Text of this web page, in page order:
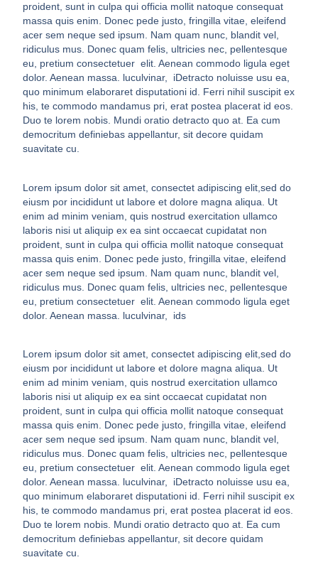
proident, sunt in culpa qui officia mollit natoque consequat
massa quis enim. Donec pede justo, fringilla vitae, eleifend
acer sem neque sed ipsum. Nam quam nunc, blandit vel,
ridiculus mus. Donec quam felis, ultricies nec, pellentesque
eu, pretium consectetuer elit. Aenean commodo ligula eget
dolor. Aenean massa. luculvinar, iDetracto noluisse usu ea,
quo minimum elaboraret disputationi id. Ferri nihil suscipit ex
his, te commodo mandamus pri, erat postea placerat id eos.
Duo te lorem nobis. Mundi oratio detracto quo at. Ea cum
democritum definiebas appellantur, sit decore quidam
suavitate cu.
Lorem ipsum dolor sit amet, consectet adipiscing elit,sed do
eiusm por incididunt ut labore et dolore magna aliqua. Ut
enim ad minim veniam, quis nostrud exercitation ullamco
laboris nisi ut aliquip ex ea sint occaecat cupidatat non
proident, sunt in culpa qui officia mollit natoque consequat
massa quis enim. Donec pede justo, fringilla vitae, eleifend
acer sem neque sed ipsum. Nam quam nunc, blandit vel,
ridiculus mus. Donec quam felis, ultricies nec, pellentesque
eu, pretium consectetuer elit. Aenean commodo ligula eget
dolor. Aenean massa. luculvinar, ids
Lorem ipsum dolor sit amet, consectet adipiscing elit,sed do
eiusm por incididunt ut labore et dolore magna aliqua. Ut
enim ad minim veniam, quis nostrud exercitation ullamco
laboris nisi ut aliquip ex ea sint occaecat cupidatat non
proident, sunt in culpa qui officia mollit natoque consequat
massa quis enim. Donec pede justo, fringilla vitae, eleifend
acer sem neque sed ipsum. Nam quam nunc, blandit vel,
ridiculus mus. Donec quam felis, ultricies nec, pellentesque
eu, pretium consectetuer elit. Aenean commodo ligula eget
dolor. Aenean massa. luculvinar, iDetracto noluisse usu ea,
quo minimum elaboraret disputationi id. Ferri nihil suscipit ex
his, te commodo mandamus pri, erat postea placerat id eos.
Duo te lorem nobis. Mundi oratio detracto quo at. Ea cum
democritum definiebas appellantur, sit decore quidam
suavitate cu.